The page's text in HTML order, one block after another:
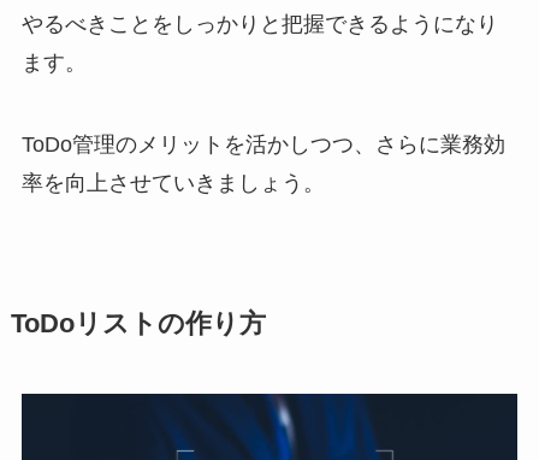
やるべきことをしっかりと把握できるようになり
ます。
ToDo管理のメリットを活かしつつ、さらに業務効
率を向上させていきましょう。
ToDoリストの作り方